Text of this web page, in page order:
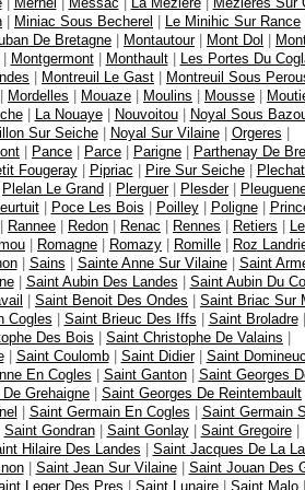
| Miniac Sous Becherel | Le Minihic Sur Rance
De Bretagne | Montautour| Mont Dol |
Montgermont| Monthault| Les Portes Du
| Montreuil Le Gast | Montreuil Sous
| Mordelles | Mouaze | Moulins | Mousse |
| La Nouaye| Nouvoitou| Noyal Sous
Sur Seiche| Noyal Sur Vilaine| Orgeres |
| Pance | Parce | Parigne | Parthenay De
Fougeray| Pipriac | Pire Sur Seiche|
Plelan Le Grand | Plerguer| Plesder|
| Poce Les Bois | Poilley| Poligne|
| Rannee | Redon | Renac | Rennes | Retiers |
| Romagne | Romazy | Romille | Roz
| Sains | Sainte Anne Sur Vilaine| Saint
| Saint Aubin Des Landes | Saint Aubin Du
| Saint Benoit Des Ondes | Saint Briac Sur
Cogles | Saint Brieuc Des Iffs | Saint Broladre|
Des Bois | Saint Christophe De Valains |
| Saint Coulomb| Saint Didier| Saint Domineuc
En Cogles | Saint Ganton| Saint Georges
Grehaigne | Saint Georges De Reintembault
| Saint Germain En Cogles | Saint Germain
Saint Gondran| Saint Gonlay| Saint Gregoire|
Hilaire Des Landes | Saint Jacques De La
| Saint Jean Sur Vilaine| Saint Jouan Des
Leger Des Pres | Saint Lunaire | Saint Malo |